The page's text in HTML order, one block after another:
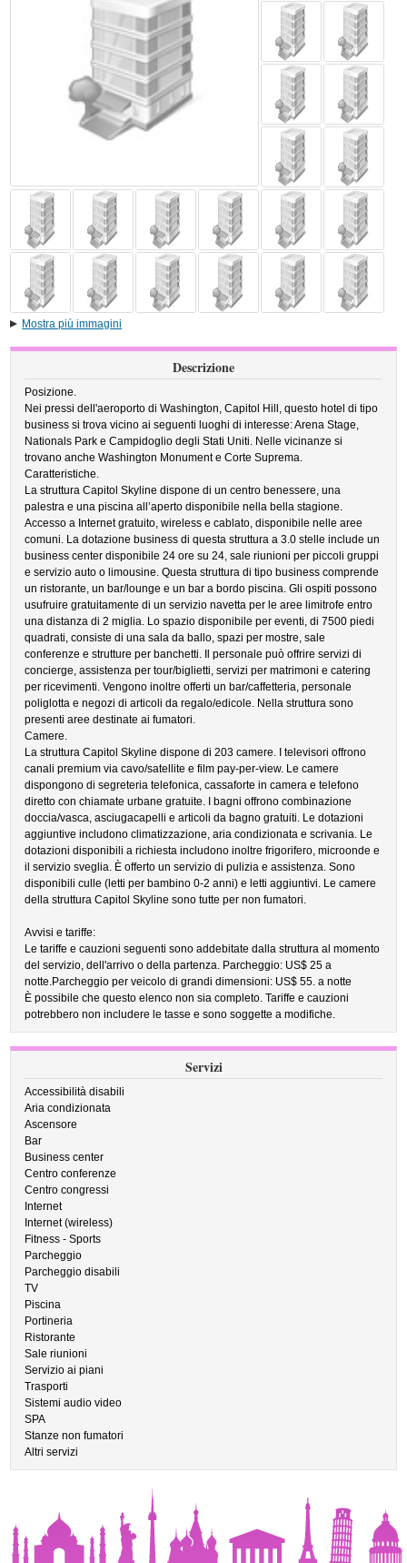
Mostra più immagini
Descrizione
Posizione.
Nei pressi dell'aeroporto di Washington, Capitol Hill, questo hotel di tipo
business si trova vicino ai seguenti luoghi di interesse: Arena Stage,
Nationals Park e Campidoglio degli Stati Uniti. Nelle vicinanze si
trovano anche Washington Monument e Corte Suprema.
Caratteristiche.
La struttura Capitol Skyline dispone di un centro benessere, una
palestra e una piscina all’aperto disponibile nella bella stagione.
Accesso a Internet gratuito, wireless e cablato, disponibile nelle aree
comuni. La dotazione business di questa struttura a 3.0 stelle include un
business center disponibile 24 ore su 24, sale riunioni per piccoli gruppi
e servizio auto o limousine. Questa struttura di tipo business comprende
un ristorante, un bar/lounge e un bar a bordo piscina. Gli ospiti possono
usufruire gratuitamente di un servizio navetta per le aree limitrofe entro
una distanza di 2 miglia. Lo spazio disponibile per eventi, di 7500 piedi
quadrati, consiste di una sala da ballo, spazi per mostre, sale
conferenze e strutture per banchetti. Il personale può offrire servizi di
concierge, assistenza per tour/biglietti, servizi per matrimoni e catering
per ricevimenti. Vengono inoltre offerti un bar/caffetteria, personale
poliglotta e negozi di articoli da regalo/edicole. Nella struttura sono
presenti aree destinate ai fumatori.
Camere.
La struttura Capitol Skyline dispone di 203 camere. I televisori offrono
canali premium via cavo/satellite e film pay-per-view. Le camere
dispongono di segreteria telefonica, cassaforte in camera e telefono
diretto con chiamate urbane gratuite. I bagni offrono combinazione
doccia/vasca, asciugacapelli e articoli da bagno gratuiti. Le dotazioni
aggiuntive includono climatizzazione, aria condizionata e scrivania. Le
dotazioni disponibili a richiesta includono inoltre frigorifero, microonde e
il servizio sveglia. È offerto un servizio di pulizia e assistenza. Sono
disponibili culle (letti per bambino 0-2 anni) e letti aggiuntivi. Le camere
della struttura Capitol Skyline sono tutte per non fumatori.
Avvisi e tariffe:
Le tariffe e cauzioni seguenti sono addebitate dalla struttura al momento
del servizio, dell'arrivo o della partenza. Parcheggio: US$ 25 a
notte.Parcheggio per veicolo di grandi dimensioni: US$ 55. a notte
È possibile che questo elenco non sia completo. Tariffe e cauzioni
potrebbero non includere le tasse e sono soggette a modifiche.
Servizi
Accessibilità disabili
Aria condizionata
Ascensore
Bar
Business center
Centro conferenze
Centro congressi
Internet
Internet (wireless)
Fitness - Sports
Parcheggio
Parcheggio disabili
TV
Piscina
Portineria
Ristorante
Sale riunioni
Servizio ai piani
Trasporti
Sistemi audio video
SPA
Stanze non fumatori
Altri servizi